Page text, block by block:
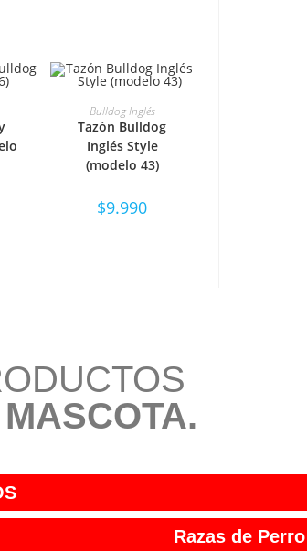
SELECCIONAR
OPCIONES
Bulldog Inglés
Tazón Bulldog
Inglés Style
(modelo 43)
$9.990
Razas de Perro